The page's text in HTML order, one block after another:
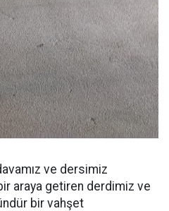
ve dersimiz
araya getiren derdimiz ve
bir vahşet